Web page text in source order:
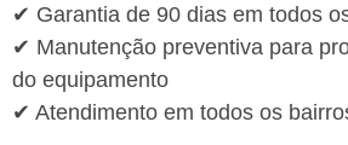
✔ Garantia de 90 dias em todos
✔ Manutenção preventiva para
do equipamento
✔ Atendimento em todos os